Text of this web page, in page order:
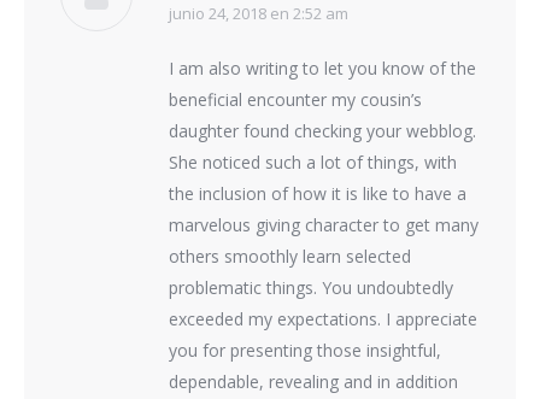
dice:
junio 24, 2018 en 2:52 am
I am also writing to let you know of the
beneficial encounter my cousin’s
daughter found checking your webblog.
She noticed such a lot of things, with
the inclusion of how it is like to have a
marvelous giving character to get many
others smoothly learn selected
problematic things. You undoubtedly
exceeded my expectations. I appreciate
you for presenting those insightful,
dependable, revealing and in addition